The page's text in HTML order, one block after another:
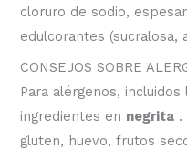
cloruro de sodio,
edulcorantes (sucralosa,
CONSEJOS SOBRE
Para alérgenos,
ingredientes en negrita .
gluten, huevo, frutos